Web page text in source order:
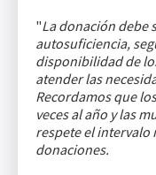
"La donación debe
autosuficiencia,
disponibilidad de
atender las
Recordamos que
veces al año y las
respete el intervalo
donaciones.